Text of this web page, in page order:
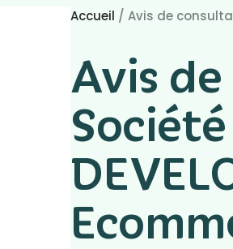
Accueil / Avis de
Avis
Société